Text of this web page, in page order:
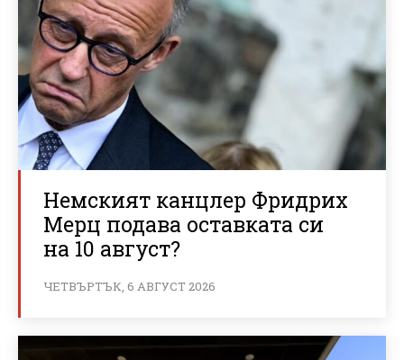
Немският канцлер Фридрих
Мерц подава оставката си
на 10 август?
ЧЕТВЪРТЪК, 6 АВГУСТ 2026